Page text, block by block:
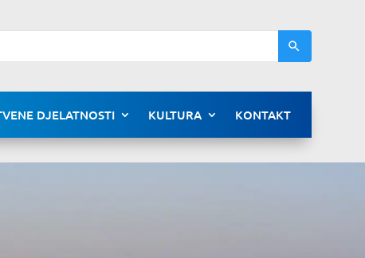
DJELATNOSTI KULTURA KONTAKT